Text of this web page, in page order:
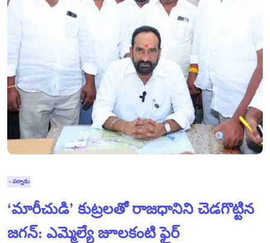
- పల్నాడు
‘మారీచుడి’ కుట్రలతో రాజధానిని చెడగొట్టిన
జగన్: ఎమ్మెల్యే జూలకంటి ఫైర్